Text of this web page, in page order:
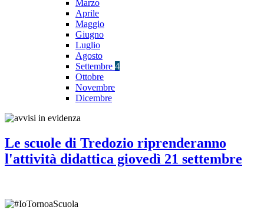
Marzo
Aprile
Maggio
Giugno
Luglio
Agosto
Settembre 4
Ottobre
Novembre
Dicembre
Le scuole di Tredozio riprenderanno
l'attività didattica giovedì 21 settembre